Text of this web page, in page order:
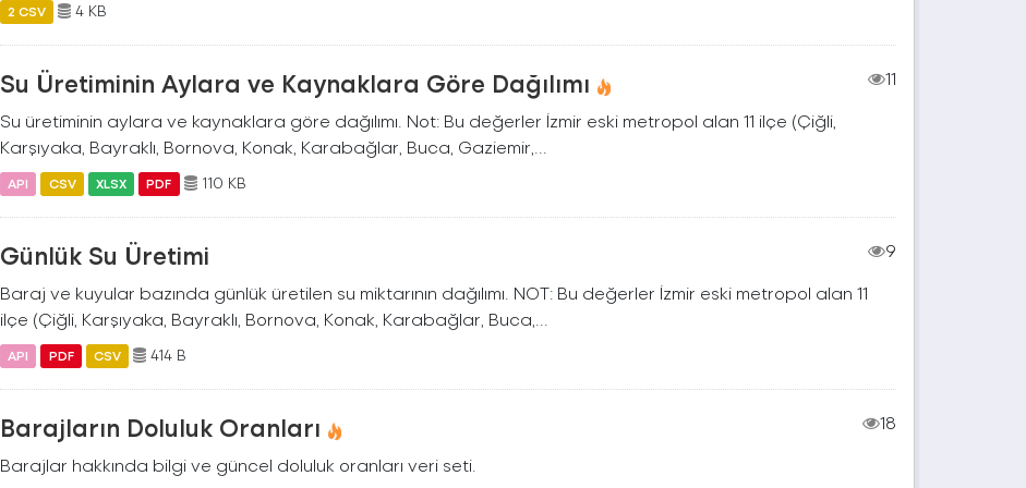
2 CSV 4 KB
Su Üretiminin Aylara ve Kaynaklara Göre Dağılımı
11
Su üretiminin aylara ve kaynaklara göre dağılımı. Not: Bu değerler İzmir eski metropol alan 11 ilçe (Çiğli,
Karşıyaka, Bayraklı, Bornova, Konak, Karabağlar, Buca, Gaziemir,...
API CSV XLSX PDF 110 KB
Günlük Su Üretimi
9
Baraj ve kuyular bazında günlük üretilen su miktarının dağılımı. NOT: Bu değerler İzmir eski metropol alan 11
ilçe (Çiğli, Karşıyaka, Bayraklı, Bornova, Konak, Karabağlar, Buca,...
API PDF CSV 414 B
Barajların Doluluk Oranları
18
Barajlar hakkında bilgi ve güncel doluluk oranları veri seti.